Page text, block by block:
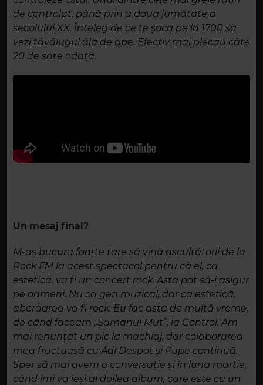
de controlat, până prin a doua jumătate a
secolului XX. Înteleg de ce te șoca pe la 1700 să
vezi tăvălugul ăla de ape. Efectiv mai plecau câte
20 de sate odată.
Un mesaj final?
M-aș bucura foarte tare să vină ascultătorii de la
Rock FM la acest spectacol pentru că el, ca
estetică, va fi un concert rock. Asta pot să-i asigur
pe oameni. Nu ca gen muzical, dar ca estetică,
abordarea va fi rock. Eu fac asta de multă vreme,
de când faceam „Șamanul Mut”, la Control. Am
mai renunțat un pic la machiaj, dar colaborarea
mea fructuasă cu Adi Despot și Pupe continuă.
Sper să mai avem o conversație și în luna martie,
când îmi va ieși al doilea album, care este cu un